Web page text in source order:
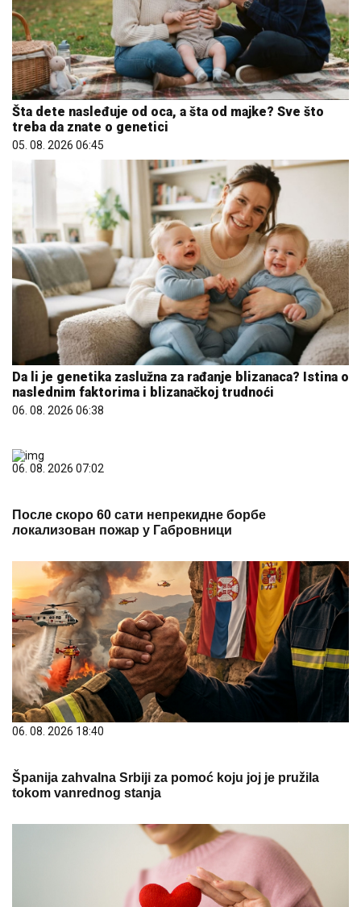
Šta dete nasleđuje od oca, a šta od majke? Sve što
treba da znate o genetici
05. 08. 2026 06:45
Da li je genetika zaslužna za rađanje blizanaca? Istina o
naslednim faktorima i blizanačkoj trudnoći
06. 08. 2026 06:38
06. 08. 2026 07:02
После скоро 60 сати непрекидне борбе
локализован пожар у Габровници
06. 08. 2026 18:40
Španija zahvalna Srbiji za pomoć koju joj je pružila
tokom vanrednog stanja